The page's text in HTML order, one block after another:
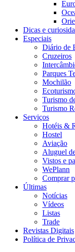
Dicas e
Especiais
Diário de
Cruzeiros
Parques
Mochilão
Turismo
Turismo
Serviços
Hotéis &
Hostel
Aviação
Aluguel
Vistos e
WePlann
Comprar
Últimas
Notícias
Vídeos
Listas
Trade
Revistas Digitais
Política de